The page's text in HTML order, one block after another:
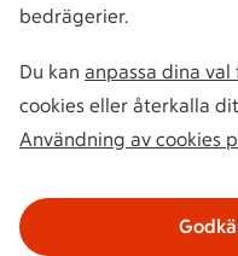
bedrägerier.
Du kan anpassa dina val
cookies eller återkalla
Användning av cookies